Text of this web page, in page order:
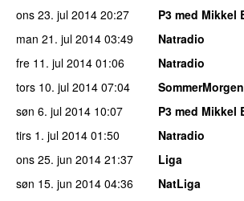
ons 23. jul 2014 20:27
P3 med Mikkel
man 21. jul 2014 03:49
Natradio
fre 11. jul 2014 01:06
Natradio
tors 10. jul 2014 07:04
SommerMorgen
søn 6. jul 2014 10:07
P3 med Mikkel
tirs 1. jul 2014 01:50
Natradio
ons 25. jun 2014 21:37
Liga
søn 15. jun 2014 04:36
NatLiga